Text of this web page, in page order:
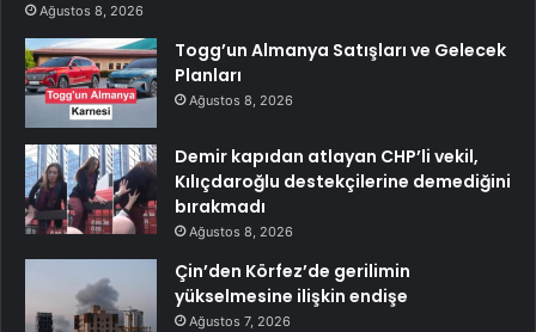
Ağustos 8, 2026
Togg’un Almanya Satışları ve Gelecek
Planları
Ağustos 8, 2026
Demir kapıdan atlayan CHP’li vekil,
Kılıçdaroğlu destekçilerine demediğini
bırakmadı
Ağustos 8, 2026
Çin’den Körfez’de gerilimin
yükselmesine ilişkin endişe
Ağustos 7, 2026